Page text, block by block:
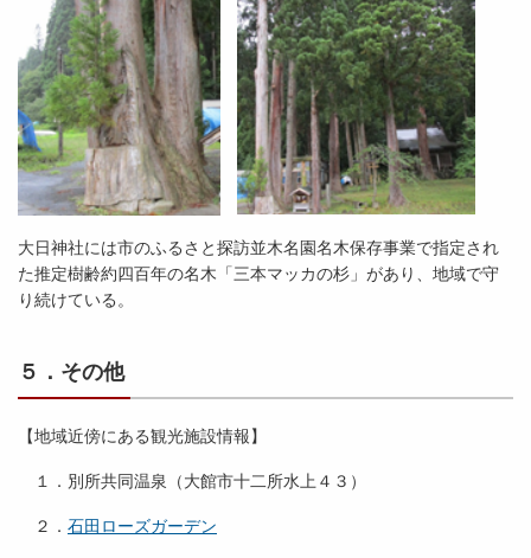
大日神社には市のふるさと探訪並木名園名木保存事業で指定され
た推定樹齢約四百年の名木「三本マッカの杉」があり、地域で守
り続けている。
５．その他
【地域近傍にある観光施設情報】
１．別所共同温泉（大館市十二所水上４３）
２． 石田ローズガーデン